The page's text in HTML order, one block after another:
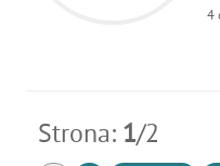
4
Strona: 1/2